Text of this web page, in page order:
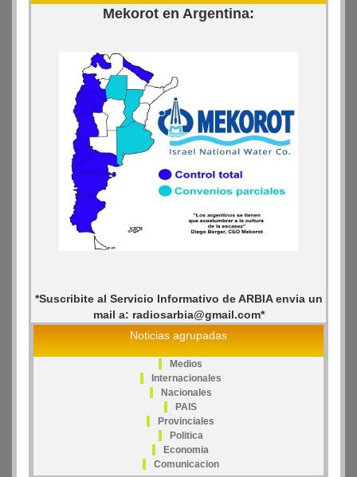
Mekorot en Argentina:
*Suscribite al Servicio Informativo de ARBIA envia un
mail a: radiosarbia@gmail.com*
Noticias agrupadas
Medios
Internacionales
Nacionales
PAIS
Provinciales
Politica
Economia
Comunicacion